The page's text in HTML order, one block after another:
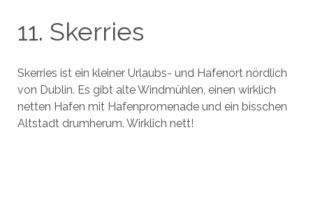
11. Skerries
Skerries ist ein kleiner Urlaubs- und Hafenort nördlich
von Dublin. Es gibt alte Windmühlen, einen wirklich
netten Hafen mit Hafenpromenade und ein bisschen
Altstadt drumherum. Wirklich nett!